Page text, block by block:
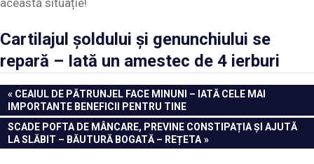
această situație!
Cartilajul șoldului și genunchiului se
repară – Iată un amestec de 4 ierburi
Navigare
în
articole
PREVIOUS
POST:
CEAIUL DE PĂTRUNJEL FACE MINUNI – IATĂ CELE MAI
IMPORTANTE BENEFICII PENTRU TINE
NEXT
POST:
SCADE POFTA DE MÂNCARE, PREVINE CONSTIPAȚIA ȘI AJUTĂ
LA SLĂBIT – BĂUTURĂ BOGATĂ – REȚETA